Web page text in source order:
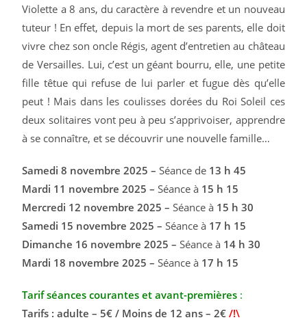
Violette a 8 ans, du caractère à revendre et un nouveau
tuteur ! En effet, depuis la mort de ses parents, elle doit
vivre chez son oncle Régis, agent d’entretien au château
de Versailles. Lui, c’est un géant bourru, elle, une petite
fille têtue qui refuse de lui parler et fugue dès qu’elle
peut ! Mais dans les coulisses dorées du Roi Soleil ces
deux solitaires vont peu à peu s’apprivoiser, apprendre
à se connaître, et se découvrir une nouvelle famille…
Samedi 8 novembre 2025 –Séance de 13 h 45
Mardi 11 novembre 2025 –Séance à 15 h 15
Mercredi 12 novembre 2025 –Séance à 15 h 30
Samedi 15 novembre 2025 –Séance à 17 h 15
Dimanche 16 novembre 2025 –Séance à 14 h 30
Mardi 18 novembre 2025 –Séance à 17 h 15
Tarif séances courantes et avant-premières :
Tarifs : adulte – 5€ / Moins de 12 ans – 2€/!\